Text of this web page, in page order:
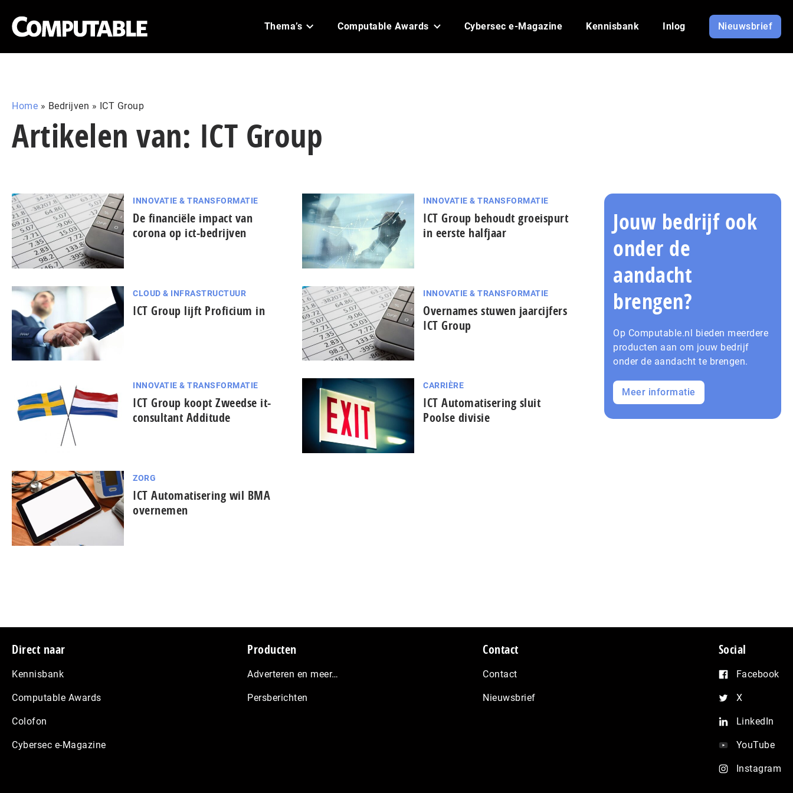
Thema’s Computable Awards Cybersec e-Magazine Kennisbank Inlog Nieuwsbrief
Home » Bedrijven » ICT Group
Artikelen van: ICT Group
INNOVATIE & TRANSFORMATIE
De financiële impact van
corona op ict-bedrijven
INNOVATIE & TRANSFORMATIE
ICT Group behoudt groeispurt
in eerste halfjaar
CLOUD & INFRASTRUCTUUR
ICT Group lijft Proficium in
INNOVATIE & TRANSFORMATIE
Overnames stuwen jaarcijfers
ICT Group
INNOVATIE & TRANSFORMATIE
ICT Group koopt Zweedse it-
consultant Additude
CARRIÈRE
ICT Automatisering sluit
Poolse divisie
ZORG
ICT Automatisering wil BMA
overnemen
Jouw bedrijf ook
onder de
aandacht
brengen?
Op Computable.nl bieden meerdere
producten aan om jouw bedrijf
onder de aandacht te brengen.
Meer informatie
Footer
Direct naar
Kennisbank
Computable Awards
Colofon
Cybersec e-Magazine
Producten
Adverteren en meer…
Persberichten
Contact
Contact
Nieuwsbrief
Social
Facebook
X
LinkedIn
YouTube
Instagram